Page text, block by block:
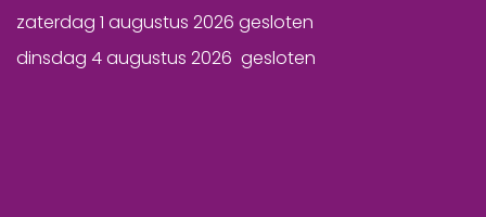
zaterdag 1 augustus 2026 gesloten
dinsdag 4 augustus 2026 gesloten